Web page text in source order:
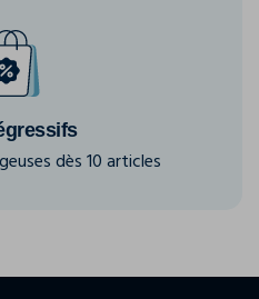
dès 10 articles